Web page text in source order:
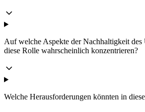
Auf welche Aspekte der Nachhaltigkeit des
diese Rolle wahrscheinlich konzentrieren?
Welche Herausforderungen könnten in